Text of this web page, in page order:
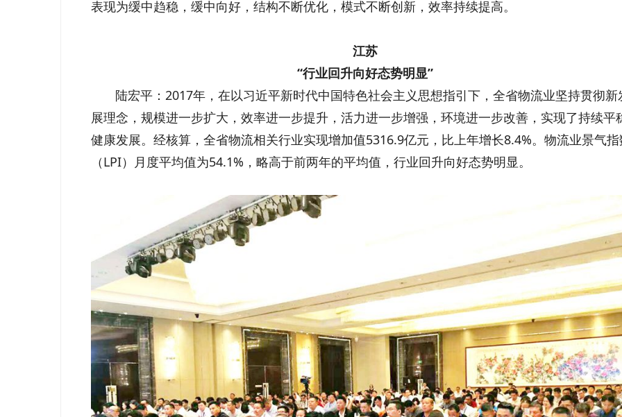
表现为缓中趋稳，缓中向好，结构不断优化，模式不断创新，效率持续提高。
江苏
“行业回升向好态势明显”
陆宏平：2017年，在以习近平新时代中国特色社会主义思想指引下，全省物流业坚持贯彻新
展理念，规模进一步扩大，效率进一步提升，活力进一步增强，环境进一步改善，实现了持续平
健康发展。经核算，全省物流相关行业实现增加值5316.9亿元，比上年增长8.4%。物流业景气指
（LPI）月度平均值为54.1%，略高于前两年的平均值，行业回升向好态势明显。